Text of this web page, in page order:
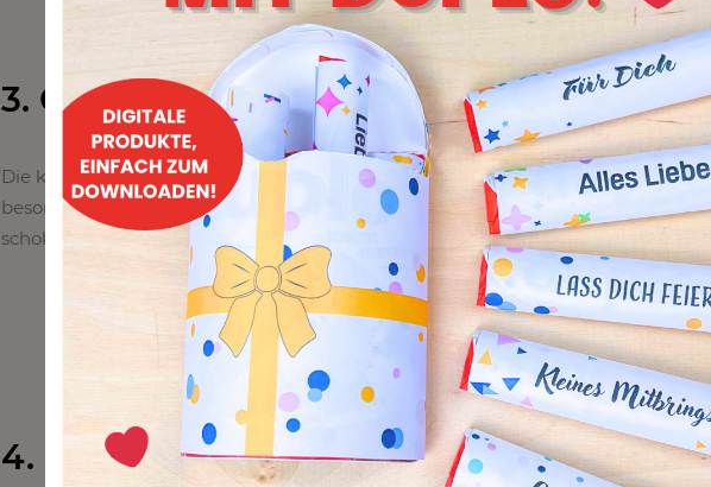
3. Chocolate Cupcakes
Die klassische Cupcakegeschmackssorte ist doch einfach die Beste! Was diese
besonders macht sind die unschlagbare Cremigkeit des Toppings und der
schokoladige Geschmack! Probiert es selbst!
4. Der Amerikaner